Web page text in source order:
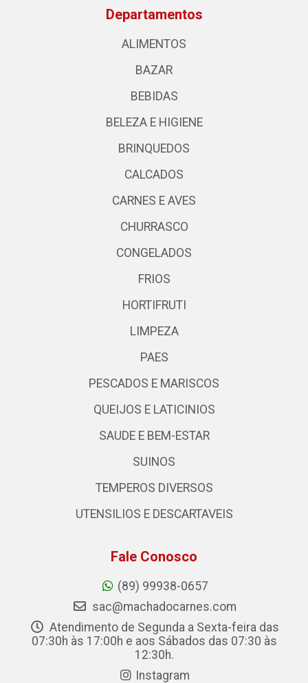
Departamentos
ALIMENTOS
BAZAR
BEBIDAS
BELEZA E HIGIENE
BRINQUEDOS
CALCADOS
CARNES E AVES
CHURRASCO
CONGELADOS
FRIOS
HORTIFRUTI
LIMPEZA
PAES
PESCADOS E MARISCOS
QUEIJOS E LATICINIOS
SAUDE E BEM-ESTAR
SUINOS
TEMPEROS DIVERSOS
UTENSILIOS E DESCARTAVEIS
Fale Conosco
(89) 99938-0657
sac@machadocarnes.com
Atendimento de Segunda a Sexta-feira das
07:30h às 17:00h e aos Sábados das 07:30 às
12:30h.
Instagram